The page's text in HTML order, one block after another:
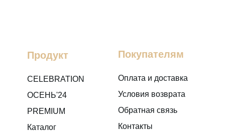
Продукт
CELEBRATION
ОСЕНЬ'24
PREMIUM
Каталог
Покупателям
Оплата и доставка
Условия возврата
Обратная связь
Контакты